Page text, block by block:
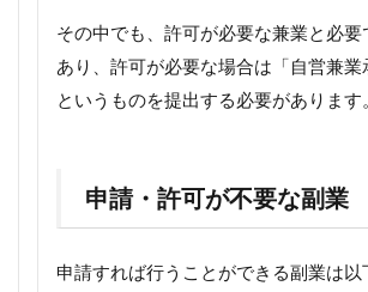
その中でも、許可が必要な兼業と必
あり、許可が必要な場合は「自営兼業
というものを提出する必要があります。
申請・許可が不要な副業
申請すれば行うことができる副業は以